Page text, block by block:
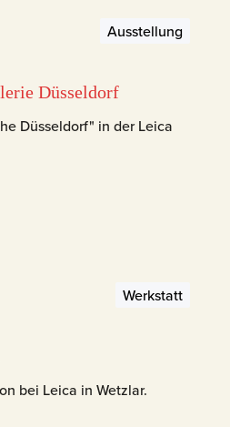
Ausstellung
Düsseldorf
Düsseldorf" in der Leica
Werkstatt
bei Leica in Wetzlar.